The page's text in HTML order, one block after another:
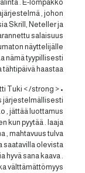
. E-lompakko
, johon
Skrill, Neteller ja
salaisuus
näyttelijälle
nämä tyypillisesti
haastaa .
Tuki < /strong
järjestelmällisesti
, jättää luottamus
kun pyytää . laaja
, mahtavuus tulva
saatavilla olevista
hyvä sana kaava .
välttämättömyys